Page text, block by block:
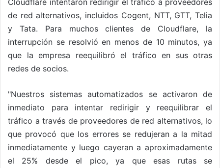
de red alternativos, incluidos Cogent, NTT, GTT, Telia
y Tata. Para muchos clientes de Cloudflare, la
interrupción se resolvió en menos de 10 minutos, ya
que la empresa reequilibró el tráfico en sus otras
redes de socios.
"Nuestros sistemas automatizados se activaron de
inmediato para intentar redirigir y reequilibrar el
tráfico a través de proveedores de red alternativos, lo
que provocó que los errores se redujeran a la mitad
inmediatamente y luego cayeran a aproximadamente
el 25% desde el pico, ya que esas rutas se